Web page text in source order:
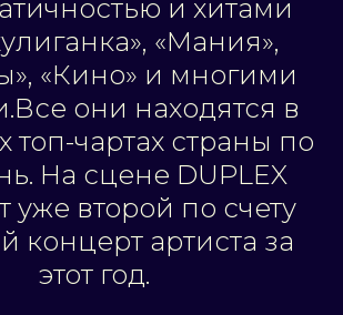
и хитами
«Мания»,
«Кино» и многими
они находятся в
топ-чартах страны по
На сцене DUPLEX
уже второй по счету
концерт артиста за
этот год.